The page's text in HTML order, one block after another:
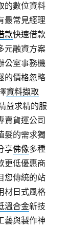
的數位資料
最常見經理
款快速借款
元融資方案
公室事務機
的價格忽略
資料擷取
益求精的服
賣貨運公司
髮的需求獨
享佛像多種
更低優惠商
您傳統的站
材日式風格
溫合金新技
藝與製作神